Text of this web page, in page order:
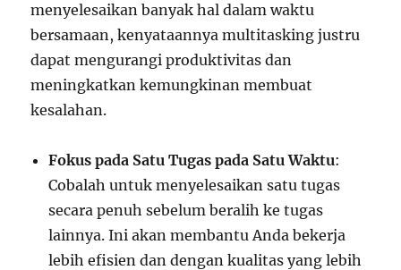
menyelesaikan banyak hal dalam waktu
bersamaan, kenyataannya multitasking justru
dapat mengurangi produktivitas dan
meningkatkan kemungkinan membuat
kesalahan.
Fokus pada Satu Tugas pada Satu Waktu:
Cobalah untuk menyelesaikan satu tugas
secara penuh sebelum beralih ke tugas
lainnya. Ini akan membantu Anda bekerja
lebih efisien dan dengan kualitas yang lebih